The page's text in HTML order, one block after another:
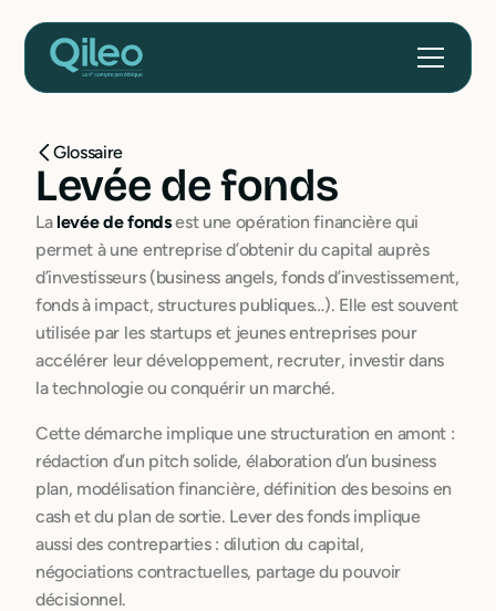
Glossaire
Levée de fonds
Lalevée de fondsest une opération financière qui
permet à une entreprise d’obtenir du capital auprès
d’investisseurs (business angels, fonds d’investissement,
fonds à impact, structures publiques…). Elle est souvent
utilisée par les startups et jeunes entreprises pour
accélérer leur développement, recruter, investir dans
la technologie ou conquérir un marché.
Cette démarche implique une structuration en amont :
rédaction d’un pitch solide, élaboration d’un business
plan, modélisation financière, définition des besoins en
cash et du plan de sortie. Lever des fonds implique
aussi des contreparties : dilution du capital,
négociations contractuelles, partage du pouvoir
décisionnel.